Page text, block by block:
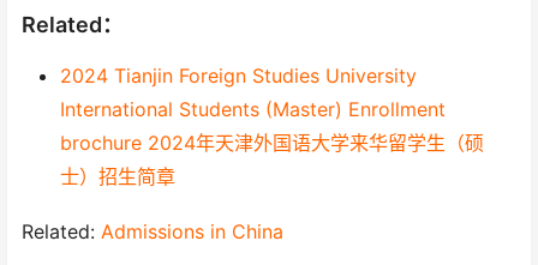
Related：
2024 Tianjin Foreign Studies University
International Students (Master) Enrollment
brochure 2024年天津外国语大学来华留学生（硕
士）招生简章
Related: Admissions in China